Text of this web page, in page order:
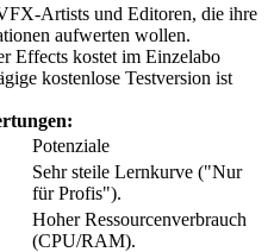
Artists und Editoren, die ihre
aufwerten wollen.
Effects kostet im Einzelabo
kostenlose Testversion ist
Potenziale
Sehr steile Lernkurve ("Nur
für Profis").
Hoher Ressourcenverbrauch
(CPU/RAM).